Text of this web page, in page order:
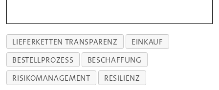
LIEFERKETTEN TRANSPARENZ
EINKAUF
BESTELLPROZESS
BESCHAFFUNG
RISIKOMANAGEMENT
RESILIENZ